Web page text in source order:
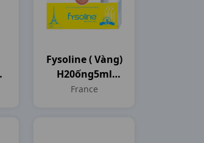
Fysoline ( Vàng)
H20ống5ml
France
France